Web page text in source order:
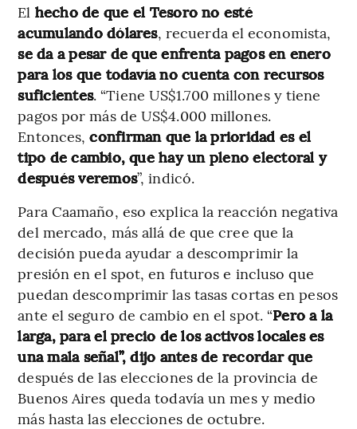
El hecho de que el Tesoro no esté
acumulando dólares, recuerda el economista,
se da a pesar de que enfrenta pagos en enero
para los que todavía no cuenta con recursos
suficientes. “Tiene US$1.700 millones y tiene
pagos por más de US$4.000 millones.
Entonces,confirman que la prioridad es el
tipo de cambio, que hay un pleno electoral y
después veremos”, indicó.
Para Caamaño, eso explica la reacción negativa
del mercado, más allá de que cree que la
decisión pueda ayudar a descomprimir la
presión en el spot, en futuros e incluso que
puedan descomprimir las tasas cortas en pesos
ante el seguro de cambio en el spot. “Pero a la
larga, para el precio de los activos locales es
una mala señal”, dijo antes de recordar que
después de las elecciones de la provincia de
Buenos Aires queda todavía un mes y medio
más hasta las elecciones de octubre.